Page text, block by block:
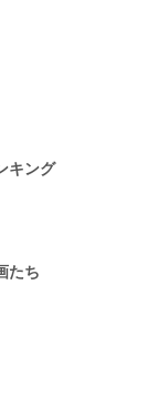
キング
たち